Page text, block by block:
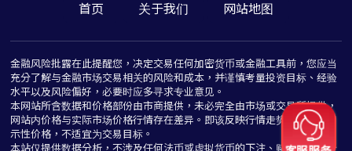
首页 关于我们 网站地图
金融风险批露在此提醒您，决定交易任何加密货币或金融工具前，您应当
充分了解与金融市场交易相关的风险和成本，并谨慎考量投资目标、经验
水平以及风险偏好，必要时应多寻求专业意见。
本网站所含数据和价格部份由市商提供，未必完全由市场或交易所提供，
网站内价格与实际市场价格行情存在差异。即该反映行情走势价格仅为指
示性价格，不适宜为交易目标。
本站仅提供数据分析，不涉及任何法币或虚拟货币的下注、赌博与推介行